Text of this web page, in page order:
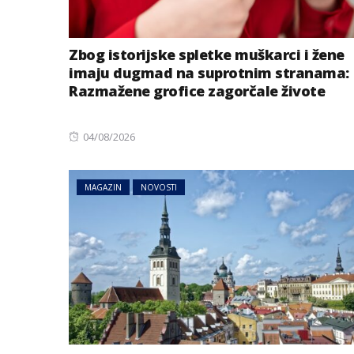
Zbog istorijske spletke muškarci i žene
imaju dugmad na suprotnim stranama:
Razmažene grofice zagorčale živote
Posted
04/08/2026
MAGAZIN NOVOSTI